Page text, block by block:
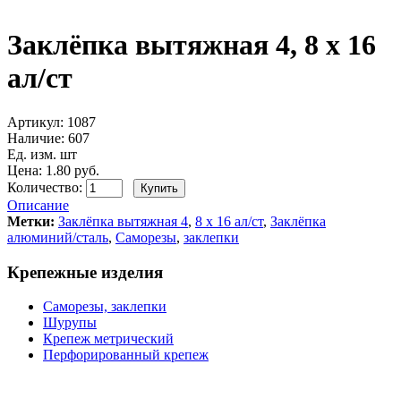
Заклёпка вытяжная 4, 8 х 16
ал/ст
Артикул: 1087
Наличие: 607
Ед. изм. шт
Цена: 1.80 руб.
Количество:
Описание
Метки: Заклёпка вытяжная 4, 8 х 16 ал/ст, Заклёпка
алюминий/сталь, Саморезы, заклепки
Крепежные изделия
Саморезы, заклепки
Шурупы
Крепеж метрический
Перфорированный крепеж